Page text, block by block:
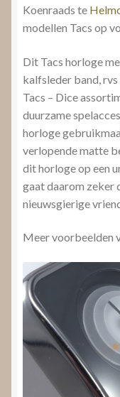
Koenraads te
modellen Tacs op
Dit Tacs horloge
kalfsleder band,
Tacs – Dice
duurzame
horloge
verlopende matte
dit horloge op een
gaat daarom zeker
nieuwsgierige
Meer voorbeelden